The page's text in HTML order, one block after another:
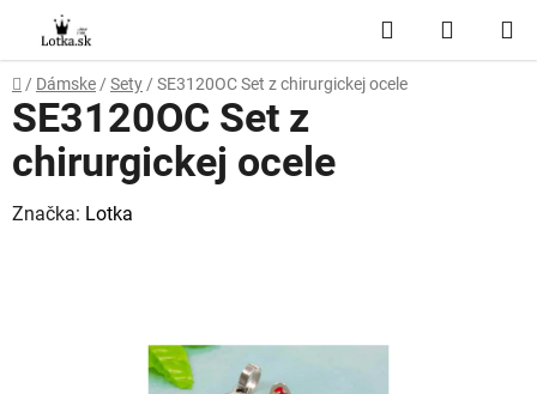
obsah
Hľadať
KOŠÍK
Domov
/ Dámske / Sety / SE3120OC Set z chirurgickej ocele
SE3120OC Set z
chirurgickej ocele
Značka: Lotka